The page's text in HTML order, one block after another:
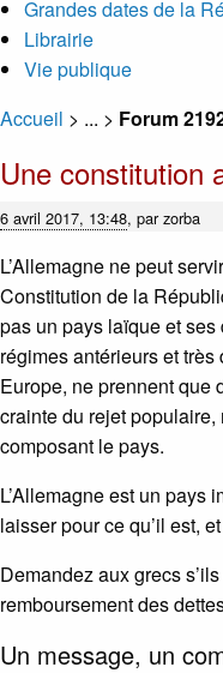
Grandes dates de la
Librairie
Vie publique
Accueil > ... > Forum
Une constitution
6 avril 2017, 13:48, parzorba
L’Allemagne ne peut
Constitution de la
pas un pays laïque et
régimes antérieurs et
Europe, ne prennent que
crainte du rejet
composant le pays.
L’Allemagne est un pays
laisser pour ce qu’il est,
Demandez aux grecs
remboursement des
Un message, un